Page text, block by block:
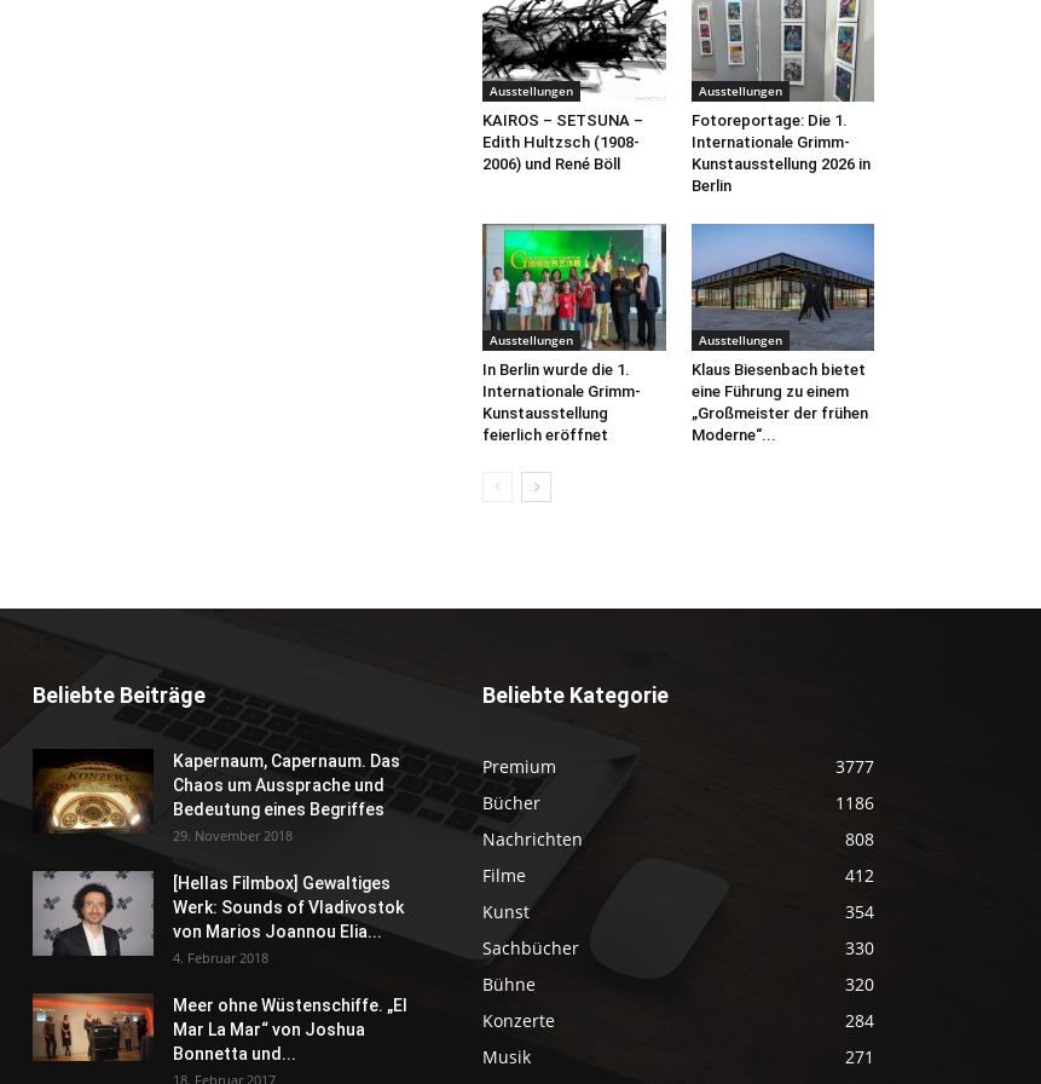
Ausstellungen
KAIROS – SETSUNA –
Edith Hultzsch (1908-
2006) und René Böll
Ausstellungen
Fotoreportage: Die 1.
Internationale Grimm-
Kunstausstellung 2026 in
Berlin
Ausstellungen
In Berlin wurde die 1.
Internationale Grimm-
Kunstausstellung
feierlich eröffnet
Ausstellungen
Klaus Biesenbach bietet
eine Führung zu einem
„Großmeister der frühen
Moderne“...
Beliebte Beiträge
Kapernaum, Capernaum. Das
Chaos um Aussprache und
Bedeutung eines Begriffes
29. November 2018
[Hellas Filmbox] Gewaltiges
Werk: Sounds of Vladivostok
von Marios Joannou Elia...
4. Februar 2018
Meer ohne Wüstenschiffe. „El
Mar La Mar“ von Joshua
Bonnetta und...
18. Februar 2017
Beliebte Kategorie
Premium
3777
Bücher
1186
Nachrichten
808
Filme
412
Kunst
354
Sachbücher
330
Bühne
320
Konzerte
284
Musik
271